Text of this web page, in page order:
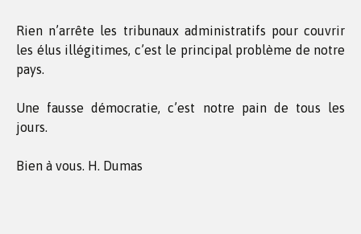
Rien n’arrête les tribunaux administratifs pour couvrir
les élus illégitimes, c’est le principal problème de notre
pays.
Une fausse démocratie, c’est notre pain de tous les
jours.
Bien à vous. H. Dumas